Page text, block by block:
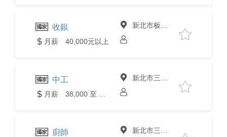
收銀
月薪 40,000元以上
新北市板橋區
中工 新北市三峽區
廚師 新北市三峽區